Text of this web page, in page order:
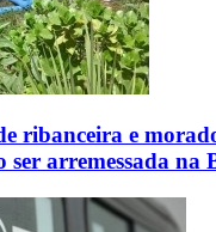
ribanceira e
arremessada na